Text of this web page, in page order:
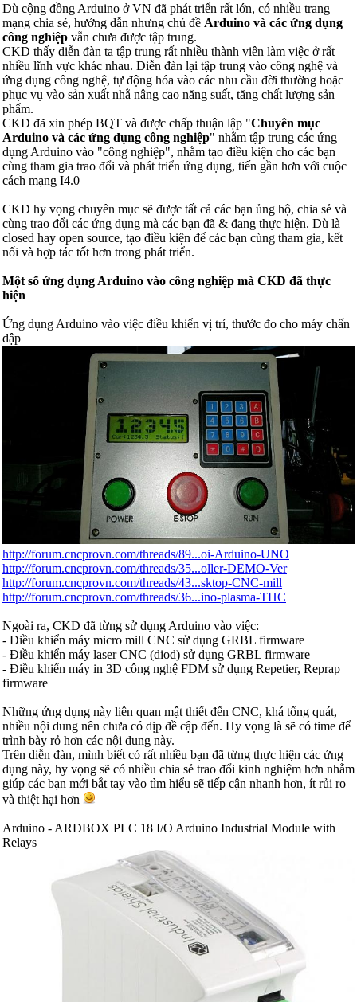
Dù cộng đồng Arduino ở VN đã phát triển rất lớn, có nhiều trang
mạng chia sẻ, hướng dẫn nhưng chủ đề Arduino và các ứng dụng
công nghiệp vẫn chưa được tập trung.
CKD thấy diễn đàn ta tập trung rất nhiều thành viên làm việc ở rất
nhiều lĩnh vực khác nhau. Diễn đàn lại tập trung vào công nghệ và
ứng dụng công nghệ, tự động hóa vào các nhu cầu đời thường hoặc
phục vụ vào sản xuất nhằ nâng cao năng suất, tăng chất lượng sản
phẩm.
CKD đã xin phép BQT và được chấp thuận lập "Chuyên mục
Arduino và các ứng dụng công nghiệp" nhằm tập trung các ứng
dụng Arduino vào "công nghiệp", nhằm tạo điều kiện cho các bạn
cùng tham gia trao đổi và phát triển ứng dụng, tiến gần hơn với cuộc
cách mạng I4.0
CKD hy vọng chuyên mục sẽ được tất cả các bạn ủng hộ, chia sẻ và
cùng trao đổi các ứng dụng mà các bạn đã & đang thực hiện. Dù là
closed hay open source, tạo điều kiện để các bạn cùng tham gia, kết
nối và hợp tác tốt hơn trong phát triển.
Một số ứng dụng Arduino vào công nghiệp mà CKD đã thực
hiện
Ứng dụng Arduino vào việc điều khiển vị trí, thước đo cho máy chấn
dập
http://forum.cncprovn.com/threads/89...oi-Arduino-UNO
http://forum.cncprovn.com/threads/35...oller-DEMO-Ver
http://forum.cncprovn.com/threads/43...sktop-CNC-mill
http://forum.cncprovn.com/threads/36...ino-plasma-THC
Ngoài ra, CKD đã từng sử dụng Arduino vào việc:
- Điều khiển máy micro mill CNC sử dụng GRBL firmware
- Điều khiển máy laser CNC (diod) sử dụng GRBL firmware
- Điều khiển máy in 3D công nghệ FDM sử dụng Repetier, Reprap
firmware
Những ứng dụng này liên quan mật thiết đến CNC, khá tổng quát,
nhiều nội dung nên chưa có dịp đề cập đến. Hy vọng là sẽ có time để
trình bày rỏ hơn các nội dung này.
Trên diễn đàn, mình biết có rất nhiều bạn đã từng thực hiện các ứng
dụng này, hy vọng sẽ có nhiều chia sẻ trao đổi kinh nghiệm hơn nhằm
giúp các bạn mới bắt tay vào tìm hiểu sẽ tiếp cận nhanh hơn, ít rủi ro
và thiệt hại hơn
Arduino - ARDBOX PLC 18 I/O Arduino Industrial Module with
Relays